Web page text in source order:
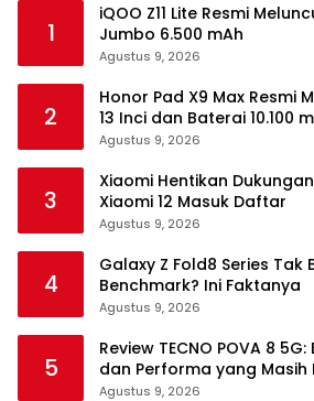
1
iQOO Z11 Lite Resmi
Jumbo 6.500 mAh
Agustus 9, 2026
2
Honor Pad X9 Max Resmi
13 Inci dan Baterai 10.100
Agustus 9, 2026
3
Xiaomi Hentikan
Xiaomi 12 Masuk Daftar
Agustus 9, 2026
4
Galaxy Z Fold8 Series Tak
Benchmark? Ini Faktanya
Agustus 9, 2026
5
Review TECNO POVA 8
dan Performa yang Masih
Agustus 9, 2026